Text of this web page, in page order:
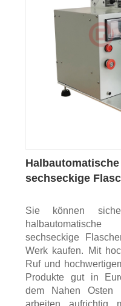
sechseckige
Sie können
sechseckige
Werk kaufen. Mit
Ruf und
Produkte gut in
dem Nahen Osten